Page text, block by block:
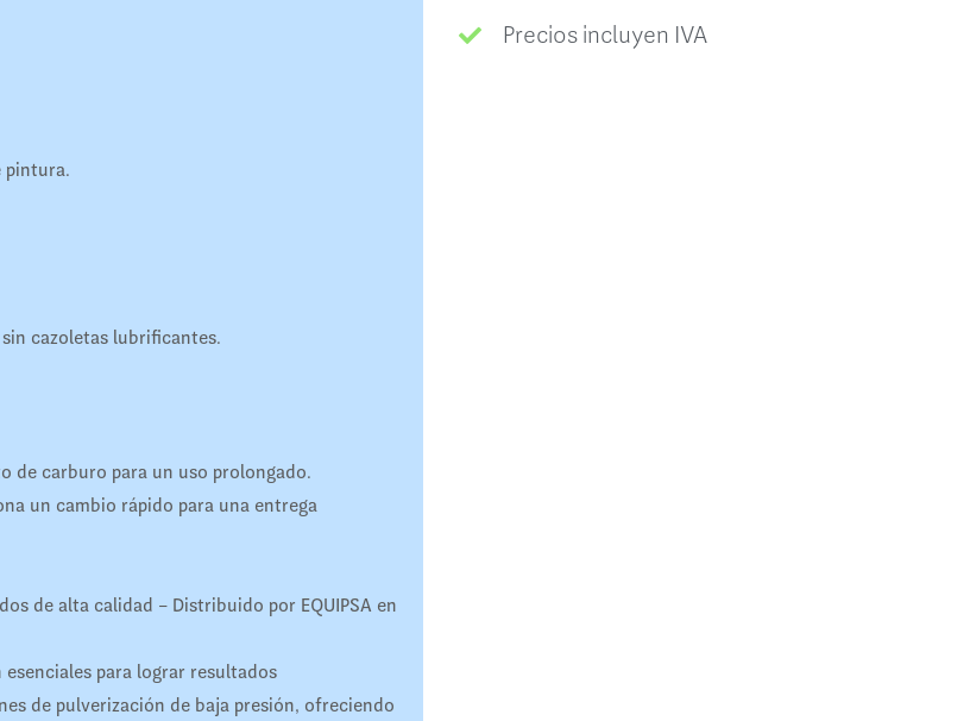
pintura.
cazoletas lubrificantes.
de carburo para un uso prolongado.
un cambio rápido para una entrega
de alta calidad – Distribuido por EQUIPSA en
para lograr resultados
de pulverización de baja presión, ofreciendo
Precios incluyen IVA